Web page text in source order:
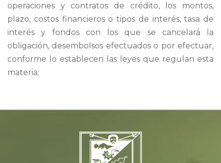
operaciones y contratos de crédito, los montos,
plazo, costos financieros o tipos de interés, tasa de
interés y fondos con los que se cancelará la
obligación, desembolsos efectuados o por efectuar,
conforme lo establecen las leyes que regulan esta
materia;